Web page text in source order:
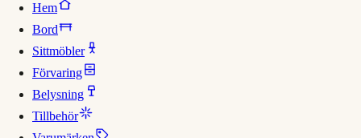
Hem
Bord
Sittmöbler
Förvaring
Belysning
Tillbehör